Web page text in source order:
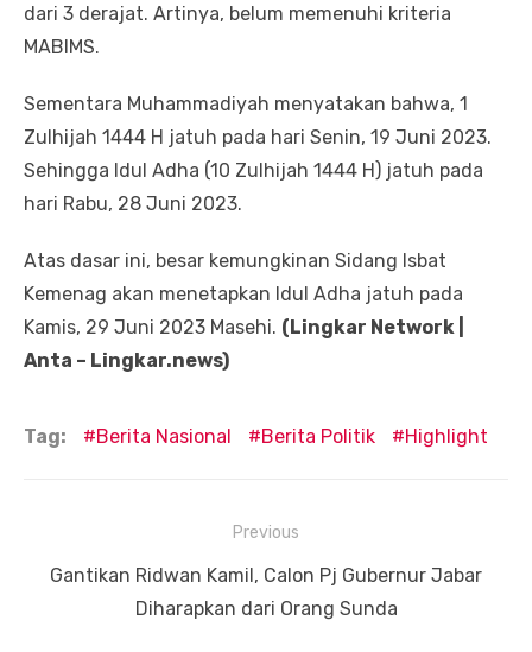
dari 3 derajat. Artinya, belum memenuhi kriteria
MABIMS.
Sementara Muhammadiyah menyatakan bahwa, 1
Zulhijah 1444 H jatuh pada hari Senin, 19 Juni 2023.
Sehingga Idul Adha (10 Zulhijah 1444 H) jatuh pada
hari Rabu, 28 Juni 2023.
Atas dasar ini, besar kemungkinan Sidang Isbat
Kemenag akan menetapkan Idul Adha jatuh pada
Kamis, 29 Juni 2023 Masehi. (Lingkar Network |
Anta – Lingkar.news)
Tag: Berita Nasional Berita Politik Highlight
pos
Previous
Previous
Gantikan Ridwan Kamil, Calon Pj Gubernur Jabar
Diharapkan dari Orang Sunda